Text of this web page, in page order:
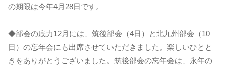
の期限は今年4月28日です。
◆部会の底力12月には、筑後部会（4日）と北九州部会（10
日）の忘年会にも出席させていただきました。楽しいひとと
きをありがとうございました。筑後部会の忘年会は、永年の